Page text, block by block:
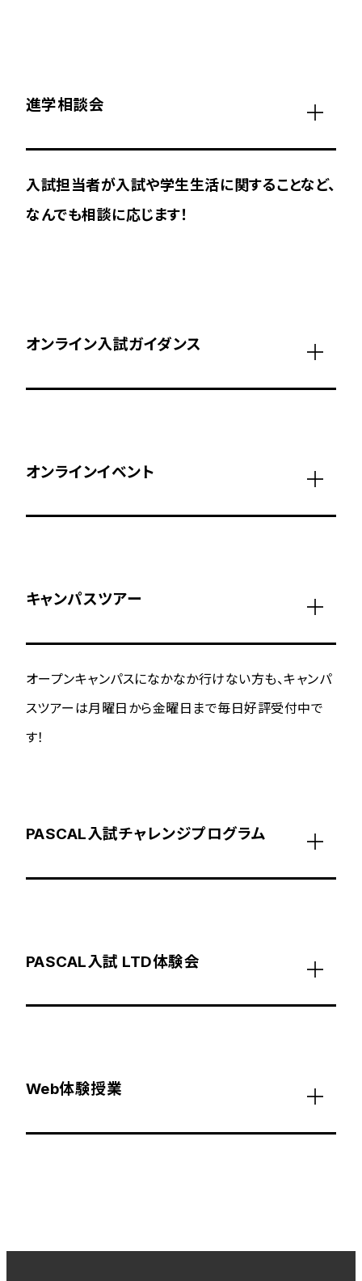
進学相談会
入試担当者が入試や学生生活に関することなど、
なんでも相談に応じます！
オンライン入試ガイダンス
オンラインイベント
キャンパスツアー
オープンキャンパスになかなか行けない方も、キャンパ
スツアーは月曜日から金曜日まで毎日好評受付中で
す！
PASCAL入試チャレンジプログラム
PASCAL入試 LTD体験会
Web体験授業